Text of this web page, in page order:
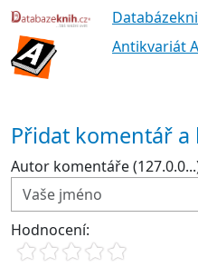
Antikvariát
Přidat komentář
Autor komentáře
Hodnocení: